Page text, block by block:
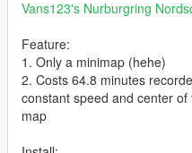
Vans123's Nurburgring
Feature:
1. Only a minimap (hehe)
2. Costs 64.8 minutes
constant speed and center
map